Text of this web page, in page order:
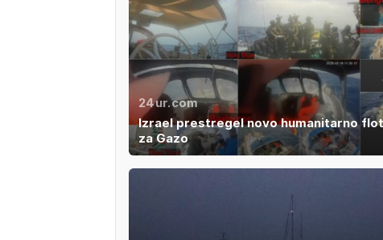
24ur.com
Izrael prestregel novo humanitarno
za Gazo